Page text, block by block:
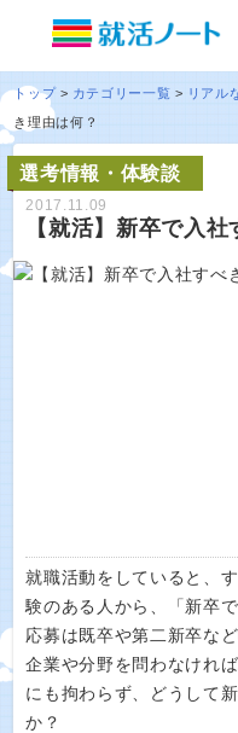
トップ カテゴリー一覧 リアル
き理由は何？
選考情報・体験談
2017.11.09
【就活】新卒で入
就職活動をしていると、
験のある人から、「新卒
応募は既卒や第二新卒な
企業や分野を問わなけれ
にも拘わらず、どうして
か？